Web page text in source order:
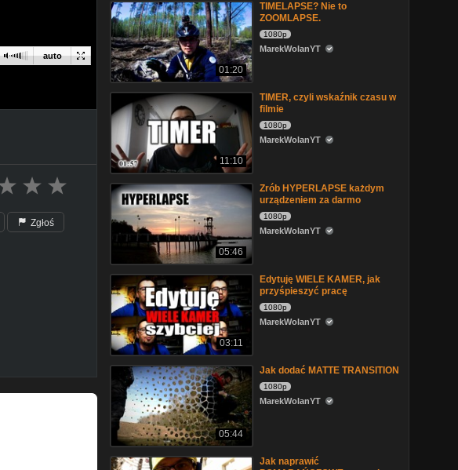
auto
Zgłoś
01:20
TIMELAPSE? Nie to
ZOOMLAPSE.
1080p
MarekWolanYT
11:10
TIMER, czyli wskaźnik czasu w
filmie
1080p
MarekWolanYT
05:46
Zrób HYPERLAPSE każdym
urządzeniem za darmo
1080p
MarekWolanYT
03:11
Edytuję WIELE KAMER, jak
przyśpieszyć pracę
1080p
MarekWolanYT
05:44
Jak dodać MATTE TRANSITION
1080p
MarekWolanYT
Jak naprawić